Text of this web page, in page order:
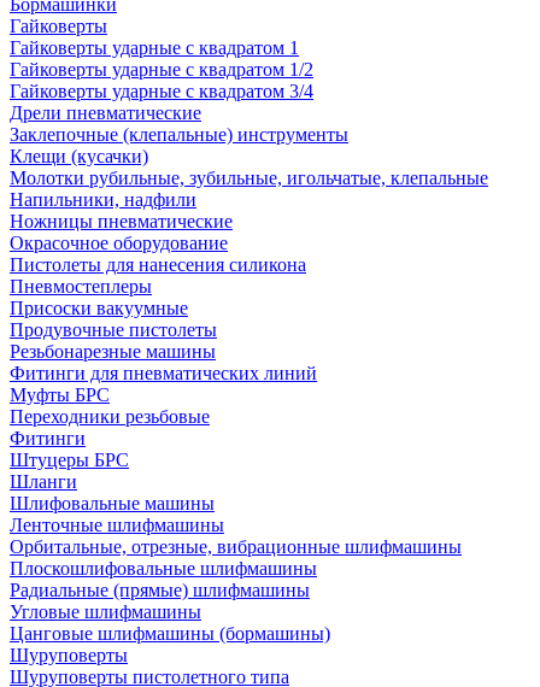
Бормашинки
Гайковерты
Гайковерты ударные с квадратом 1
Гайковерты ударные с квадратом 1/2
Гайковерты ударные с квадратом 3/4
Дрели пневматические
Заклепочные (клепальные) инструменты
Клещи (кусачки)
Молотки рубильные, зубильные, игольчатые, клепальные
Напильники, надфили
Ножницы пневматические
Окрасочное оборудование
Пистолеты для нанесения силикона
Пневмостеплеры
Присоски вакуумные
Продувочные пистолеты
Резьбонарезные машины
Фитинги для пневматических линий
Муфты БРС
Переходники резьбовые
Фитинги
Штуцеры БРС
Шланги
Шлифовальные машины
Ленточные шлифмашины
Орбитальные, отрезные, вибрационные шлифмашины
Плоскошлифовальные шлифмашины
Радиальные (прямые) шлифмашины
Угловые шлифмашины
Цанговые шлифмашины (бормашины)
Шуруповерты
Шуруповерты пистолетного типа